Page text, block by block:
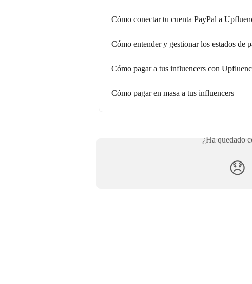
Cómo conectar tu cuenta PayPal a
Cómo entender y gestionar los estados de
Cómo pagar a tus influencers con
Cómo pagar en masa a tus influencers
¿Ha quedado
😞